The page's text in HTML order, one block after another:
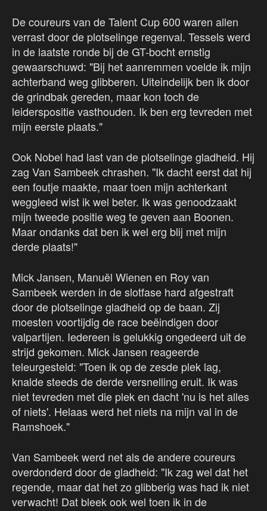
De coureurs van de Talent Cup 600 waren allen
verrast door de plotselinge regenval. Tessels werd
in de laatste ronde bij de GT-bocht ernstig
gewaarschuwd: "Bij het aanremmen voelde ik mijn
achterband weg glibberen. Uiteindelijk ben ik door
de grindbak gereden, maar kon toch de
leiderspositie vasthouden. Ik ben erg tevreden met
mijn eerste plaats."
Ook Nobel had last van de plotselinge gladheid. Hij
zag Van Sambeek chrashen. "Ik dacht eerst dat hij
een foutje maakte, maar toen mijn achterkant
weggleed wist ik wel beter. Ik was genoodzaakt
mijn tweede positie weg te geven aan Boonen.
Maar ondanks dat ben ik wel erg blij met mijn
derde plaats!"
Mick Jansen, Manuël Wienen en Roy van
Sambeek werden in de slotfase hard afgestraft
door de plotselinge gladheid op de baan. Zij
moesten voortijdig de race beëindigen door
valpartijen. Iedereen is gelukkig ongedeerd uit de
strijd gekomen. Mick Jansen reageerde
teleurgesteld: "Toen ik op de zesde plek lag,
knalde steeds de derde versnelling eruit. Ik was
niet tevreden met die plek en dacht 'nu is het alles
of niets'. Helaas werd het niets na mijn val in de
Ramshoek."
Van Sambeek werd net als de andere coureurs
overdonderd door de gladheid: "Ik zag wel dat het
regende, maar dat het zo glibberig was had ik niet
verwacht! Dat bleek ook wel toen ik in de